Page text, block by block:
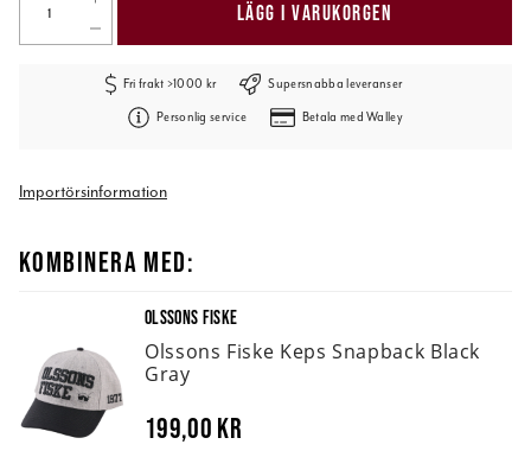
LÄGG I VARUKORGEN
Fri frakt >1000 kr Supersnabba leveranser
Personlig service Betala med Walley
Importörsinformation
KOMBINERA MED:
OLSSONS FISKE
Olssons Fiske Keps Snapback Black
Gray
199,00 kr